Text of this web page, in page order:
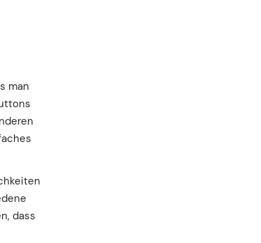
man
dass